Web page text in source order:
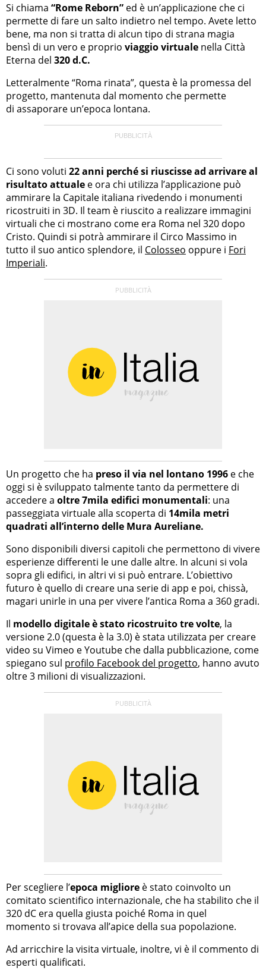
Si chiama “Rome Reborn” ed è un’applicazione che ci
permette di fare un salto indietro nel tempo. Avete letto
bene, ma non si tratta di alcun tipo di strana magia
bensì di un vero e proprio viaggio virtuale nella Città
Eterna del 320 d.C.
Letteralmente “Roma rinata”, questa è la promessa del
progetto, mantenuta dal momento che permette
di assaporare un’epoca lontana.
Ci sono voluti 22 anni perché si riuscisse ad arrivare al
risultato attuale e ora chi utilizza l’applicazione può
ammirare la Capitale italiana rivedendo i monumenti
ricostruiti in 3D. Il team è riuscito a realizzare immagini
virtuali che ci mostrano come era Roma nel 320 dopo
Cristo. Quindi si potrà ammirare il Circo Massimo in
tutto il suo antico splendore, il Colosseo oppure i Fori
Imperiali.
Un progetto che ha preso il via nel lontano 1996 e che
oggi si è sviluppato talmente tanto da permettere di
accedere a oltre 7mila edifici monumentali: una
passeggiata virtuale alla scoperta di 14mila metri
quadrati all’interno delle Mura Aureliane.
Sono disponibili diversi capitoli che permettono di vivere
esperienze differenti le une dalle altre. In alcuni si vola
sopra gli edifici, in altri vi si può entrare. L’obiettivo
futuro è quello di creare una serie di app e poi, chissà,
magari unirle in una per vivere l’antica Roma a 360 gradi.
Il modello digitale è stato ricostruito tre volte, la
versione 2.0 (questa è la 3.0) è stata utilizzata per creare
video su Vimeo e Youtube che dalla pubblicazione, come
spiegano sul profilo Facebook del progetto, hanno avuto
oltre 3 milioni di visualizzazioni.
Per scegliere l’epoca migliore è stato coinvolto un
comitato scientifico internazionale, che ha stabilito che il
320 dC era quella giusta poiché Roma in quel
momento si trovava all’apice della sua popolazione.
Ad arricchire la visita virtuale, inoltre, vi è il commento di
esperti qualificati.